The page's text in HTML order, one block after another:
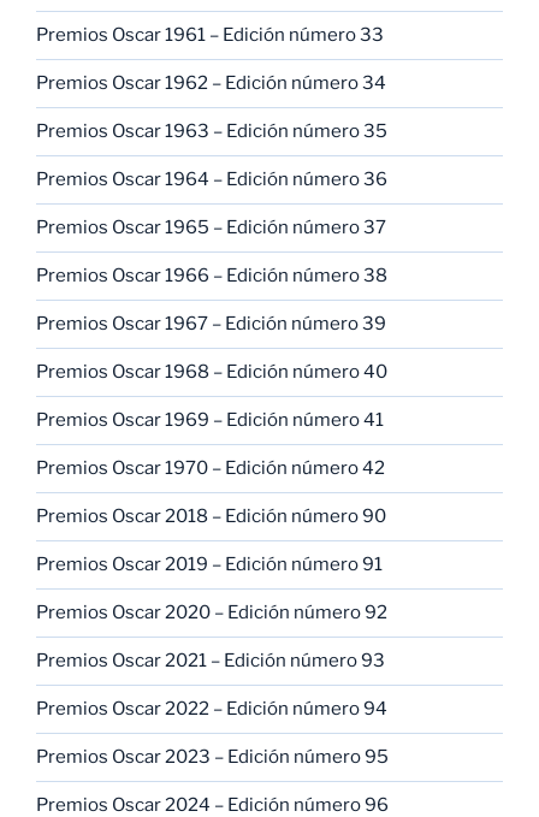
Premios Oscar 1961 – Edición número 33
Premios Oscar 1962 – Edición número 34
Premios Oscar 1963 – Edición número 35
Premios Oscar 1964 – Edición número 36
Premios Oscar 1965 – Edición número 37
Premios Oscar 1966 – Edición número 38
Premios Oscar 1967 – Edición número 39
Premios Oscar 1968 – Edición número 40
Premios Oscar 1969 – Edición número 41
Premios Oscar 1970 – Edición número 42
Premios Oscar 2018 – Edición número 90
Premios Oscar 2019 – Edición número 91
Premios Oscar 2020 – Edición número 92
Premios Oscar 2021 – Edición número 93
Premios Oscar 2022 – Edición número 94
Premios Oscar 2023 – Edición número 95
Premios Oscar 2024 – Edición número 96